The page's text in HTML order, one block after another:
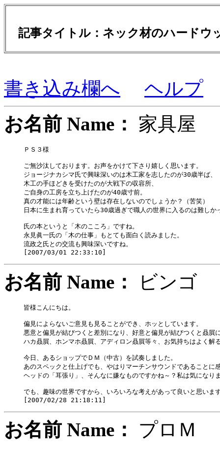
記事タイトル：ネック材のハード
書き込み欄へ
ヘルプ
お名前 Name：
家具
ＰＳ３様
ご無沙汰しております。お声をかけて下さり嬉しく思います。
ジョージナカシマ氏で興味深いのは木工家を志したのが30歳半ば、
木工の手ほどきを受けたのが大戦下の収容所、
ご自身の工房を立ち上げたのが40歳寸前。
真の才能には年齢という壁は存在しないのでしょうか？（苦笑）
日本に生まれ育っていたら30歳過ぎで職人の世界に入るのは難しか
氏の本というと「木のこころ」ですね。
永見眞一氏の「木の仕事」もとても面白く読みました。
流政之氏との交流も興味深いですね。
お名前 Name： ビン
皆様こんにちは。
偏見によらないご意見も見ることができ、ホッとしています。
悪意と偏見が結びつくと差別になり、好意と偏見が結びつくと贔屓
ハカ贔屓、ホンマホ贔屓、アディロン贔屓等々、お気持ちはよく解
今日、あるショップでＤＭ（中古）を試奏しました。
あのスペックと仕上げでも、やはりマーチンサウンドであることに
ヘッドの「耳張り」、そんなに嫌なものですかね～？私は気になり
でも、趣味の世界ですから、いろいろな考えがあって良いと思いま
お名前 Name： プロ